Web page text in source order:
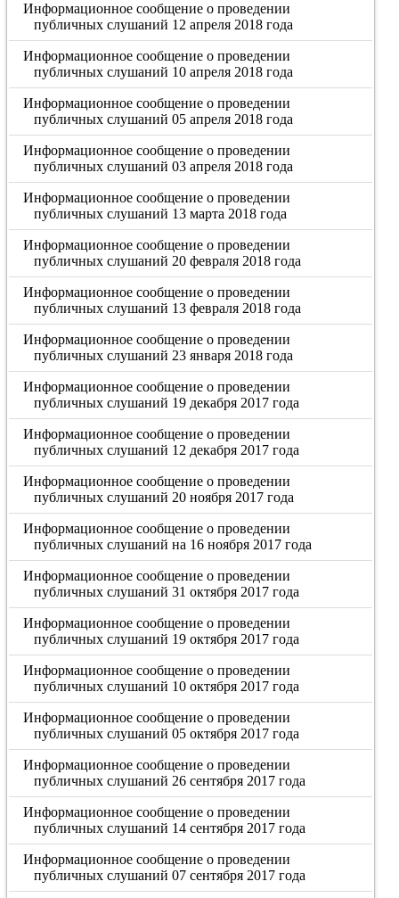
Информационное сообщение о проведении
публичных слушаний 12 апреля 2018 года
Информационное сообщение о проведении
публичных слушаний 10 апреля 2018 года
Информационное сообщение о проведении
публичных слушаний 05 апреля 2018 года
Информационное сообщение о проведении
публичных слушаний 03 апреля 2018 года
Информационное сообщение о проведении
публичных слушаний 13 марта 2018 года
Информационное сообщение о проведении
публичных слушаний 20 февраля 2018 года
Информационное сообщение о проведении
публичных слушаний 13 февраля 2018 года
Информационное сообщение о проведении
публичных слушаний 23 января 2018 года
Информационное сообщение о проведении
публичных слушаний 19 декабря 2017 года
Информационное сообщение о проведении
публичных слушаний 12 декабря 2017 года
Информационное сообщение о проведении
публичных слушаний 20 ноября 2017 года
Информационное сообщение о проведении
публичных слушаний на 16 ноября 2017 года
Информационное сообщение о проведении
публичных слушаний 31 октября 2017 года
Информационное сообщение о проведении
публичных слушаний 19 октября 2017 года
Информационное сообщение о проведении
публичных слушаний 10 октября 2017 года
Информационное сообщение о проведении
публичных слушаний 05 октября 2017 года
Информационное сообщение о проведении
публичных слушаний 26 сентября 2017 года
Информационное сообщение о проведении
публичных слушаний 14 сентября 2017 года
Информационное сообщение о проведении
публичных слушаний 07 сентября 2017 года